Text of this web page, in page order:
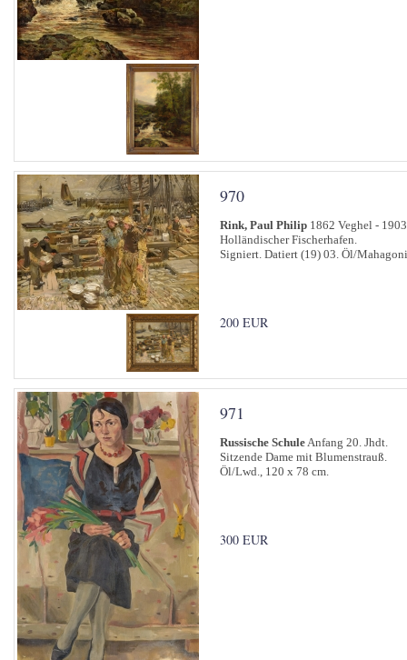
970
Rink, Paul Philip 1862 Veghel -
Holländischer Fischerhafen.
Signiert. Datiert (19) 03. Öl/
200 EUR
971
Russische SchuleAnfang 20. Jhdt.
Sitzende Dame mit Blumenstrauß.
Öl/Lwd., 120 x 78 cm.
300 EUR